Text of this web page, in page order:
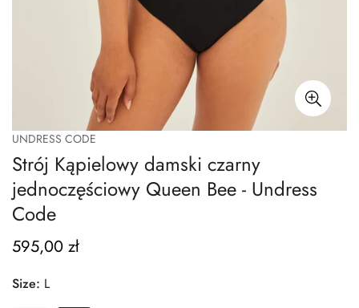
UNDRESS CODE
Strój Kąpielowy damski czarny
jednoczęściowy Queen Bee - Undress
Code
Normalna
595,00 zł
Size: L